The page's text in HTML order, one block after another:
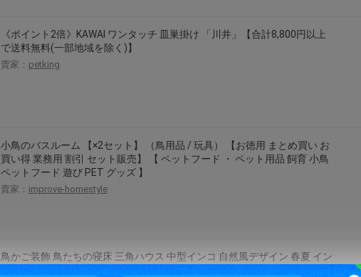
《ポイント2倍》KAWAI ワンタッチ 皿巣掛け 「川井」【合計8,800円以上
で送料無料(一部地域を除く)】
賣家： petking
小鳥のバスルーム 【×2セット】 （鳥用品 / 玩具） 【お徳用 まとめ買い お
買い得 業務用 割引 セット販売】 【 ペットフード ・ ペット用品 飼育 小鳥
ペットフード 遊び PET グッズ 】
賣家： improve-homestyle
鳥かご装飾 鳥たちの寝床 三角ハウス 中型インコ 自然風デザイン 春夏 イン
コ かご用巣箱 夏用 耐久性布製 コザクラインコ ウロコインコ オウム対応 鳥